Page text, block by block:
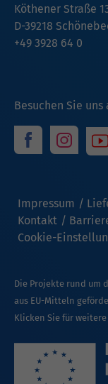
Besuchen Sie uns
Impressum
Kontakt
Cookie-
Köthener Straße
D-39218
+49 3928 64 0
Die Projekte rund um
aus EU-Mitteln
Klicken Sie für